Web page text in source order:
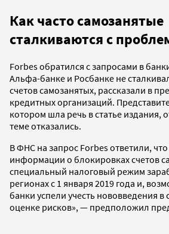
Как часто самозанятые
сталкиваются с
Forbes обратился с запросами в
Альфа-банке и Росбанке не
счетов самозанятых, рассказали в
кредитных организаций.
котором шла речь в статье издания,
теме отказались.
В ФНС на запрос Forbes ответили, что
информации о блокировках счетов
специальный налоговый режим
регионах с 1 января 2019 года и,
банки успели учесть нововведения в
оценке рисков», — предположил